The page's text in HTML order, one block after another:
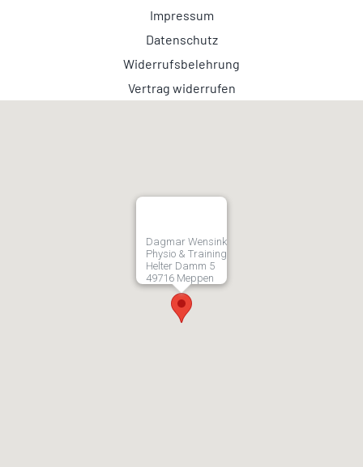
Impressum
Datenschutz
Widerrufsbelehrung
Vertrag widerrufen
Dagmar Wensink
Physio & Training
Helter Damm 5
49716 Meppen